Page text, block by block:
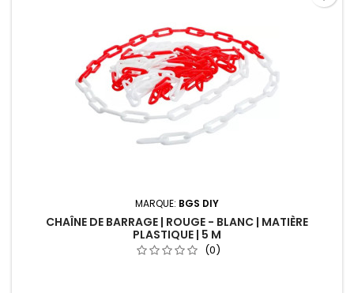
MARQUE: BGS DIY
CHAÎNE DE BARRAGE | ROUGE - BLANC | MATIÈRE
PLASTIQUE | 5 M
(0)